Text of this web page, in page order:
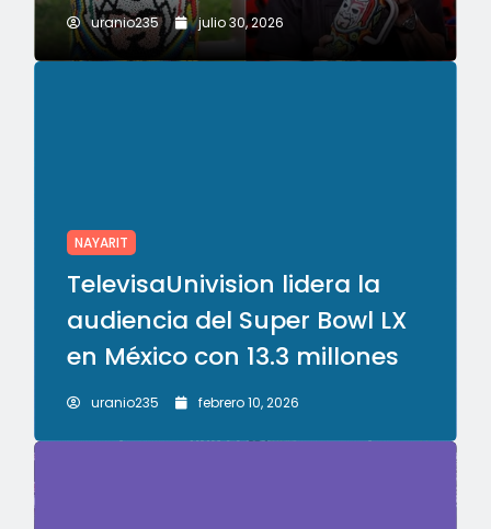
uranio235 julio 30, 2026
NAYARIT
TelevisaUnivision lidera la
audiencia del Super Bowl LX
en México con 13.3 millones
uranio235 febrero 10, 2026